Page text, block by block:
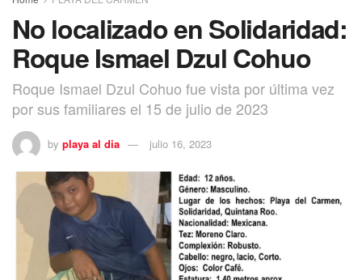
No localizado en Solidaridad:
Roque Ismael Dzul Cohuo
Roque Ismael Dzul Cohuo fue vista por última vez
por sus familiares el 15 de julio de 2023
by playa al dia julio 16, 2023